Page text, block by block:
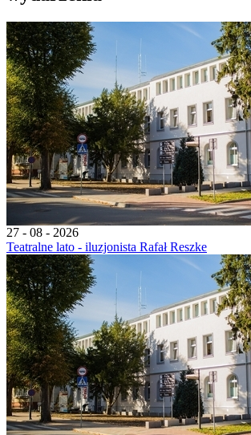
27 - 08 - 2026
Teatralne lato - iluzjonista Rafał Reszke